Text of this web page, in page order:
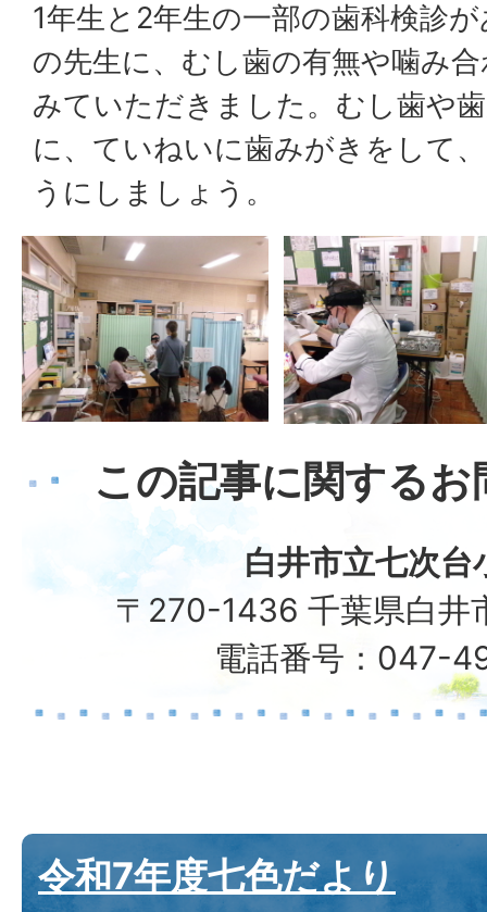
1年生と2年生の一部の歯科検診
の先生に、むし歯の有無や噛み
みていただきました。むし歯や
に、ていねいに歯みがきをして
うにしましょう。
この記事に関する
白井市立七次台
〒270-1436 千葉県白井
電話番号：047-
令和7年度七色だより